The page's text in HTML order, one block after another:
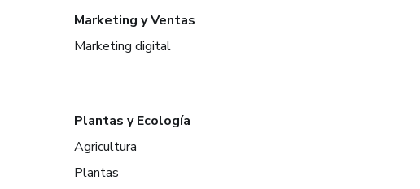
Marketing y Ventas
Marketing digital
Plantas y Ecología
Agricultura
Plantas